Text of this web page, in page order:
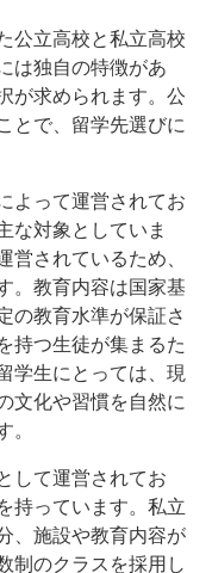
公立高校と私立高校
は独自の特徴があ
が求められます。公
とで、留学先選びに
よって運営されてお
な対象としていま
されているため、
。教育内容は国家基
の教育水準が保証さ
持つ生徒が集まるた
学生にとっては、現
文化や習慣を自然に
して運営されてお
持っています。私立
、施設や教育内容が
制のクラスを採用し